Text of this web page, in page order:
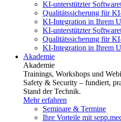
KI-unterstützter
Qualitätssicherung für
KI-Integration in Ihrem
KI-unterstützter
Qualitätssicherung für
KI-Integration in Ihrem
Akademie
Akademie
Trainings, Workshops und
Safety & Security – fundiert,
Stand der Technik.
Mehr erfahren
Seminare & Termine
Ihre Vorteile mit